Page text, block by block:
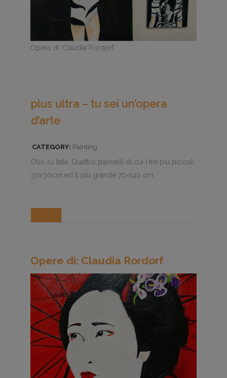
Opera di: Claudia Rordorf
plus ultra – tu sei un’opera
d’arte
CATEGORY: Painting
Olio su tela. Quattro pannelli di cui i tre più piccoli
30x30cm ed il più grande 70×140 cm
Opere di: Claudia Rordorf